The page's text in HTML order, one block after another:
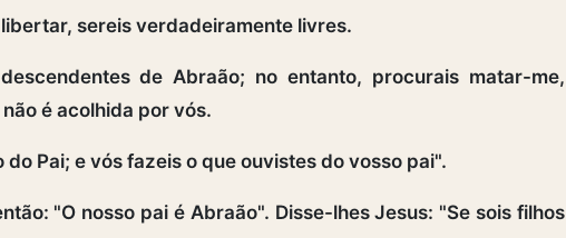
libertar, sereis verdadeiramente livres.
de Abraão; no entanto, procurais matar-me,
é acolhida por vós.
do Pai; e vós fazeis o que ouvistes do vosso pai".
"O nosso pai é Abraão". Disse-lhes Jesus: "Se sois filhos